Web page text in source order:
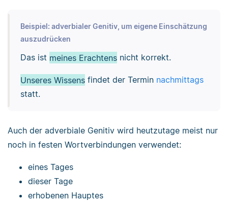
Beispiel: adverbialer Genitiv, um eigene Einschätzung
auszudrücken
Das ist meines Erachtensnicht korrekt.
Unseres Wissensfindet der Termin nachmittags
statt.
Auch der adverbiale Genitiv wird heutzutage meist nur
noch in festen Wortverbindungen verwendet:
eines Tages
dieser Tage
erhobenen Hauptes